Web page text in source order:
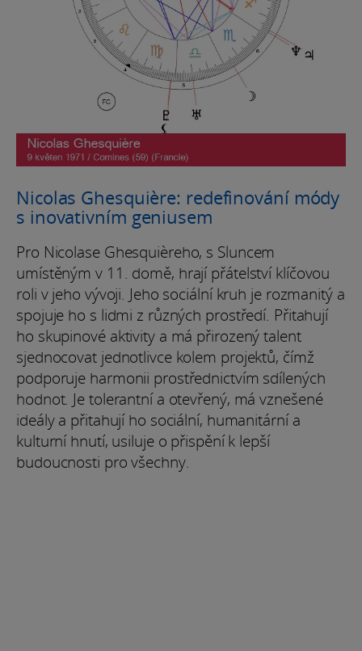
Nicolas Ghesquière: redefinování módy
s inovativním geniusem
Pro Nicolase Ghesquièreho, s Sluncem
umístěným v 11. domě, hrají přátelství klíčovou
roli v jeho vývoji. Jeho sociální kruh je rozmanitý a
spojuje ho s lidmi z různých prostředí. Přitahují
ho skupinové aktivity a má přirozený talent
sjednocovat jednotlivce kolem projektů, čímž
podporuje harmonii prostřednictvím sdílených
hodnot. Je tolerantní a otevřený, má vznešené
ideály a přitahují ho sociální, humanitární a
kulturní hnutí, usiluje o přispění k lepší
budoucnosti pro všechny.